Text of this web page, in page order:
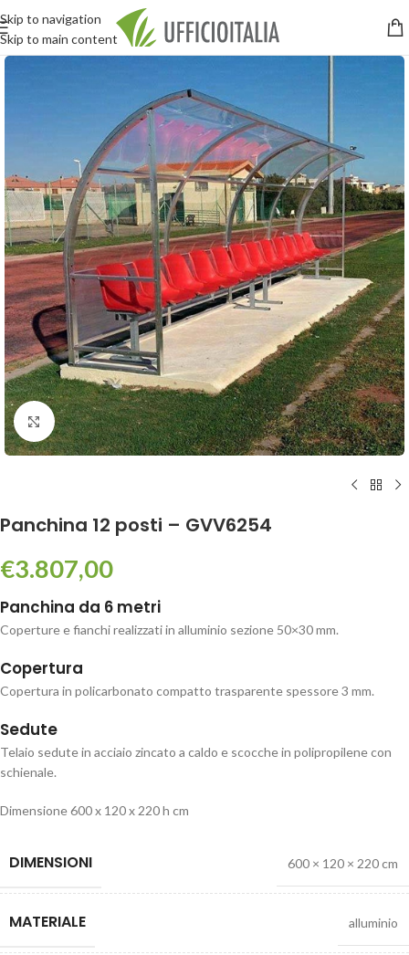
Skip to navigation
Skip to main content
Click to enlarge
Panchina 12 posti – GVV6254
€3.807,00
Panchina da 6 metri
Coperture e fianchi realizzati in alluminio sezione 50×30 mm.
Copertura
Copertura in policarbonato compatto trasparente spessore 3 mm.
Sedute
Telaio sedute in acciaio zincato a caldo e scocche in polipropilene con
schienale.
Dimensione 600 x 120 x 220 h cm
DIMENSIONI 600 × 120 × 220 cm
MATERIALE alluminio